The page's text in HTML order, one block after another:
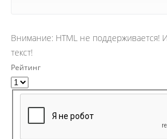
Внимание: HTML не поддерживается!
текст!
Рейтинг